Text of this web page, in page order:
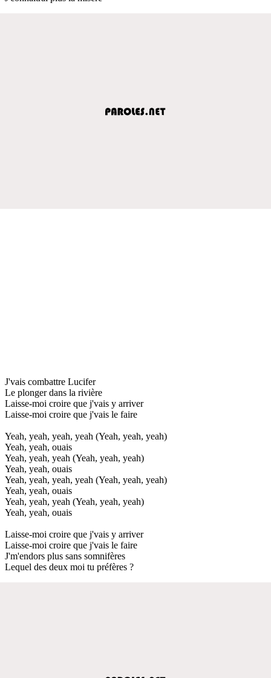
J'vais combattre Lucifer
Le plonger dans la rivière
Laisse-moi croire que j'vais y arriver
Laisse-moi croire que j'vais le faire
Yeah, yeah, yeah, yeah (Yeah, yeah, yeah)
Yeah, yeah, ouais
Yeah, yeah, yeah (Yeah, yeah, yeah)
Yeah, yeah, ouais
Yeah, yeah, yeah, yeah (Yeah, yeah, yeah)
Yeah, yeah, ouais
Yeah, yeah, yeah (Yeah, yeah, yeah)
Yeah, yeah, ouais
Laisse-moi croire que j'vais y arriver
Laisse-moi croire que j'vais le faire
J'm'endors plus sans somnifères
Lequel des deux moi tu préfères ?